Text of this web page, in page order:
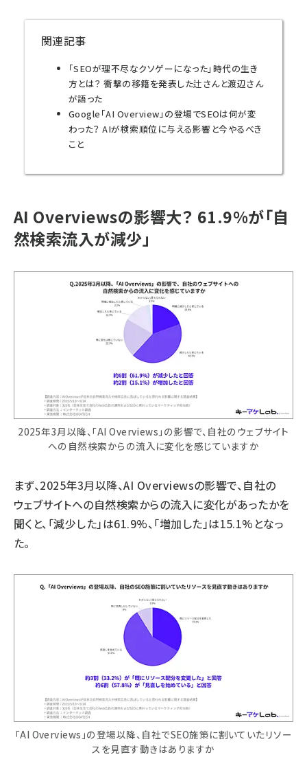
関連記事
「SEOが理不尽なクソゲーになった」時代の生き
方とは？ 衝撃の移籍を発表した辻さんと渡辺さん
が語った
Google「AI Overview」の登場でSEOは何が変
わった？ AIが検索順位に与える影響と今やるべき
こと
AI Overviewsの影響大？ 61.9%が「自
然検索流入が減少」
2025年3月以降、「AI Overviews」の影響で、自社のウェブサイト
への自然検索からの流入に変化を感じていますか
まず、2025年3月以降、AI Overviewsの影響で、自社の
ウェブサイトへの自然検索からの流入に変化があったかを
聞くと、「減少した」は61.9%、「増加した」は15.1%となっ
た。
「AI Overviews」の登場以降、自社でSEO施策に割いていたリソー
スを見直す動きはありますか